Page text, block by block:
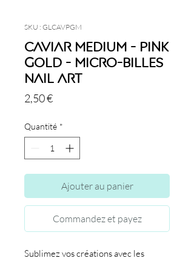
SKU : GLCAVPGM
Caviar Medium - Pink
Gold - Micro-billes
Nail Art
2,50 €Prix
Quantité *
Ajouter au panier
Commandez et payez
Sublimez vos créations avec les